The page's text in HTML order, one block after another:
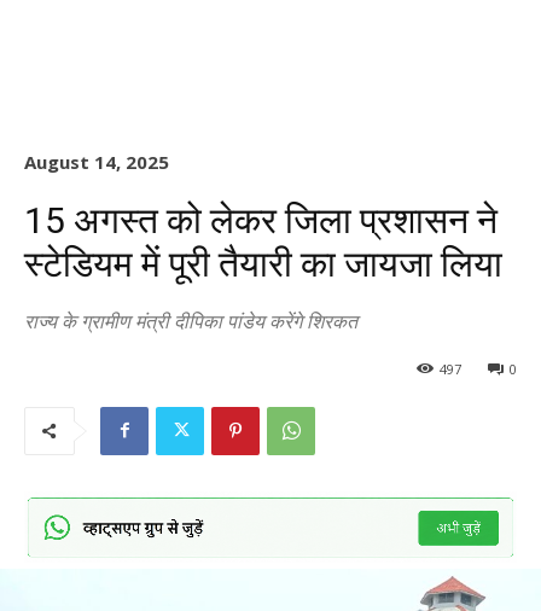
August 14, 2025
15 अगस्त को लेकर जिला प्रशासन ने
स्टेडियम में पूरी तैयारी का जायजा लिया
राज्य के ग्रामीण मंत्री दीपिका पांडेय करेंगे शिरकत
0
497